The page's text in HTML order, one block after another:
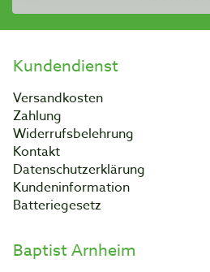
Kundendienst
Versandkosten
Zahlung
Widerrufsbelehrung
Kontakt
Datenschutzerklärung
Kundeninformation
Batteriegesetz
Baptist Arnheim